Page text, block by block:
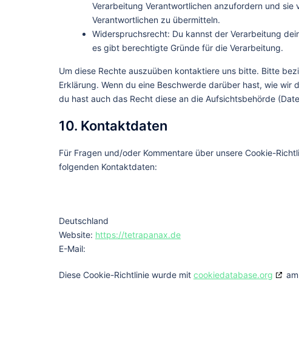
Verarbeitung Verantwortlichen anzufordern und
Verantwortlichen zu übermitteln.
Widerspruchsrecht: Du kannst der Verarbeitung
es gibt berechtigte Gründe für die Verarbeitung.
Um diese Rechte auszuüben kontaktiere uns bitte. Bitte
Erklärung. Wenn du eine Beschwerde darüber hast, wie
du hast auch das Recht diese an die Aufsichtsbehörde
10. Kontaktdaten
Für Fragen und/oder Kommentare über unsere Cookie-
folgenden Kontaktdaten:
Deutschland
Website: https://tetrapanax.de
E-Mail:
Diese Cookie-Richtlinie wurde mit cookiedatabase.org